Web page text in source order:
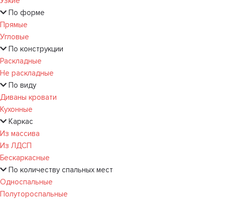
По форме
Прямые
Угловые
По конструкции
Раскладные
Не раскладные
По виду
Диваны кровати
Кухонные
Каркас
Из массива
Из ЛДСП
Бескаркасные
По количеству спальных мест
Односпальные
Полутороспальные